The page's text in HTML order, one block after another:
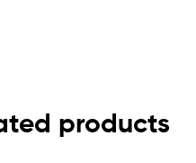
products